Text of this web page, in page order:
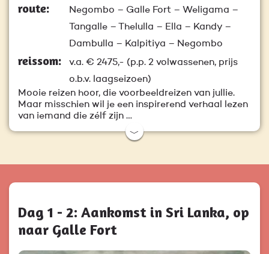
route:
Negombo – Galle Fort – Weligama –
Tangalle – Thelulla – Ella – Kandy –
Dambulla – Kalpitiya – Negombo
reissom: v.a. € 2475,- (p.p. 2 volwassenen, prijs
o.b.v. laagseizoen)
Mooie reizen hoor, die voorbeeldreizen van jullie.
Maar misschien wil je een inspirerend verhaal lezen
van iemand die zélf zijn …
﹀
Dag 1 - 2: Aankomst in Sri Lanka, op
naar Galle Fort